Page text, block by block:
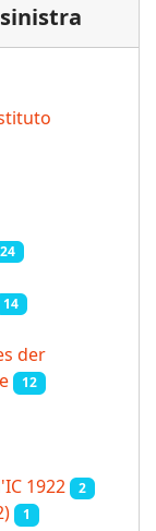
24
14
der
12
1922 2
1